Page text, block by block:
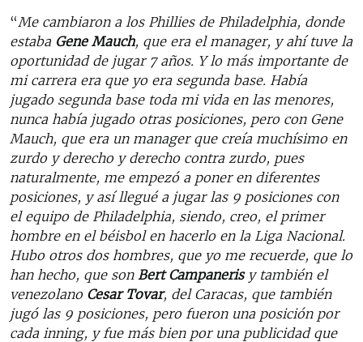
“Me cambiaron a los Phillies de Philadelphia, donde
estaba Gene Mauch, que era el manager, y ahí tuve la
oportunidad de jugar 7 años. Y lo más importante de
mi carrera era que yo era segunda base. Había
jugado segunda base toda mi vida en las menores,
nunca había jugado otras posiciones, pero con Gene
Mauch, que era un manager que creía muchísimo en
zurdo y derecho y derecho contra zurdo, pues
naturalmente, me empezó a poner en diferentes
posiciones, y así llegué a jugar las 9 posiciones con
el equipo de Philadelphia, siendo, creo, el primer
hombre en el béisbol en hacerlo en la Liga Nacional.
Hubo otros dos hombres, que yo me recuerde, que lo
han hecho, que son Bert Campanerisy también el
venezolano Cesar Tovar, del Caracas, que también
jugó las 9 posiciones, pero fueron una posición por
cada inning, y fue más bien por una publicidad que